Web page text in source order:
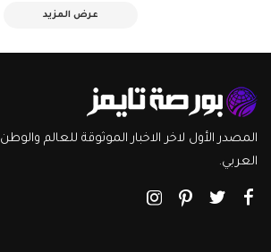
عرض المزيد
المصدر الأول لاخر الاخبار الموثوقة للعالم والوطن
العربي.